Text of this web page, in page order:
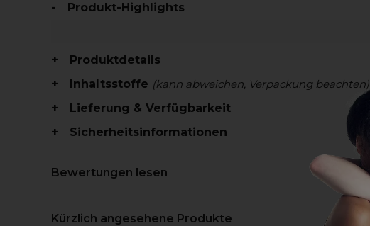
Produkt-Highlights
Produktdetails
Inhaltsstoffe (kann abweichen, Verpackung beachten)
Lieferung & Verfügbarkeit
Sicherheitsinformationen
Bewertungen lesen
Kürzlich angesehene Produkte